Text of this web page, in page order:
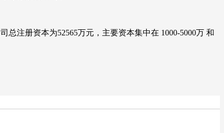
注册资本为52565万元，主要资本集中在 1000-5000万 和